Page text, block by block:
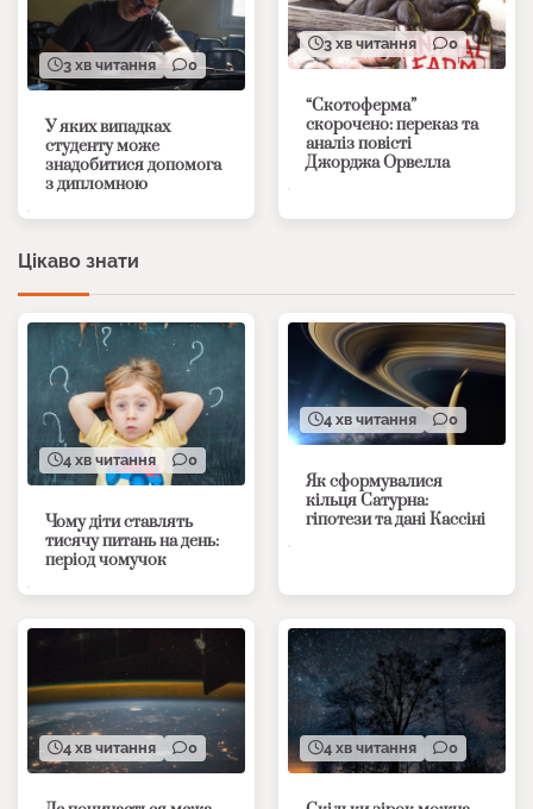
3 хв читання 0
У яких випадках
студенту може
знадобитися допомога
з дипломною
3 хв читання 0
“Скотоферма”
скорочено: переказ та
аналіз повісті
Джорджа Орвелла
Цікаво знати
4 хв читання 0
Чому діти ставлять
тисячу питань на день:
період чомучок
4 хв читання 0
Як сформувалися
кільця Сатурна:
гіпотези та дані Кассіні
4 хв читання 0 4 хв читання 0